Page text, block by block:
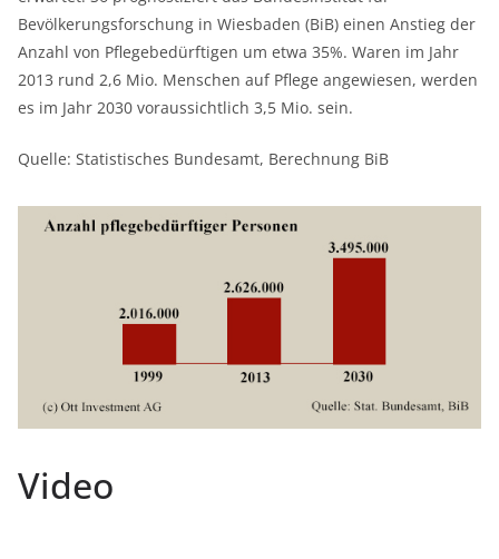
Bevölkerungsforschung in Wiesbaden (BiB) einen Anstieg der
Anzahl von Pflegebedürftigen um etwa 35%. Waren im Jahr
2013 rund 2,6 Mio. Menschen auf Pflege angewiesen, werden
es im Jahr 2030 voraussichtlich 3,5 Mio. sein.
Quelle: Statistisches Bundesamt, Berechnung BiB
Video